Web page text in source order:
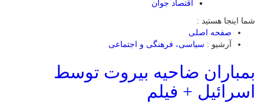
اقتصاد جوان
شما اینجا هستید :
صفحه اصلی
آرشیو : سیاسی، فرهنگی و اجتماعی
بمباران ضاحیه بیروت توسط
اسرائیل + فیلم